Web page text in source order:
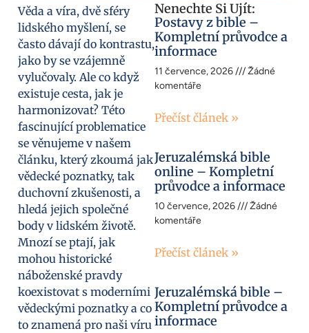
Věda a víra, dvě sféry
lidského myšlení, se
často dávají do kontrastu,
jako by se vzájemně
vylučovaly. Ale co když
existuje cesta, jak je
harmonizovat? Této
fascinující problematice
se věnujeme v našem
článku, který zkoumá jak
vědecké poznatky, tak
duchovní zkušenosti, a
hledá jejich společné
body v lidském životě.
Mnozí se ptají, jak
mohou historické
náboženské pravdy
koexistovat s moderními
vědeckými poznatky a co
to znamená pro naši víru
Nenechte Si Ujít:
Postavy z bible –
Kompletní průvodce a
informace
11 července, 2026
Žádné
komentáře
Přečíst článek »
Jeruzalémská bible
online – Kompletní
průvodce a informace
10 července, 2026
Žádné
komentáře
Přečíst článek »
Jeruzalémská bible –
Kompletní průvodce a
informace